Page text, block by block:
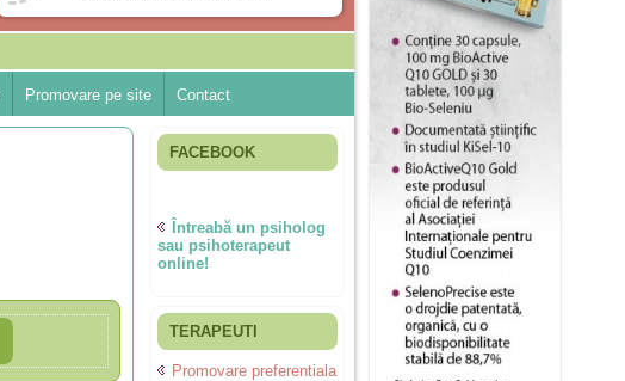
Promovare pe site Contact
FACEBOOK
Întreabă un psiholog
sau psihoterapeut
online!
TERAPEUTI
Promovare preferentiala